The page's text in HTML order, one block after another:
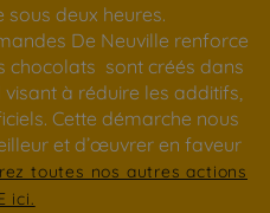
deux heures.
De Neuville renforce
chocolats sont créés dans
à réduire les additifs,
Cette démarche nous
et d’œuvrer en faveur
toutes nos autres actions
ici.